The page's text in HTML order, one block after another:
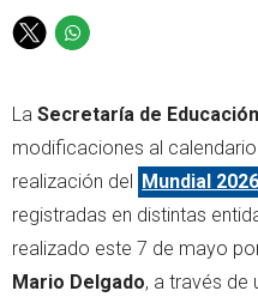
T
t
t
r
W
t
s
a
p
p
La Secretaría de
modificaciones al
realización del
Mundial 2026
registradas en distintas
realizado este 7 de mayo
Mario Delgado, a través de